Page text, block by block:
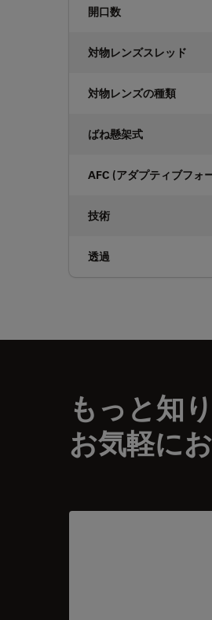
開口数
対物レンズスレッド
対物レンズの種類
ばね懸架式
AFC (アダプティブフォ
技術
透過
もっと知
お気軽に